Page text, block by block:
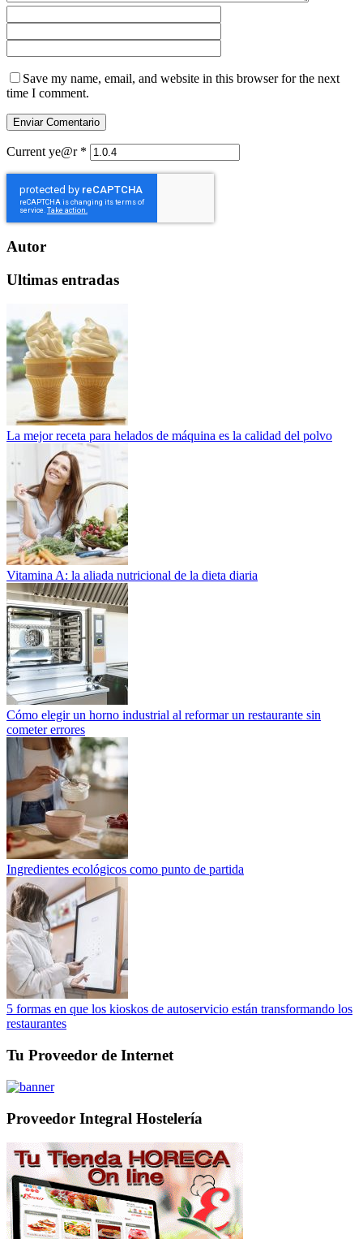
Save my name, email, and website in this browser for the next
time I comment.
Current ye@r *
Autor
Ultimas entradas
La mejor receta para helados de máquina es la calidad del polvo
Vitamina A: la aliada nutricional de la dieta diaria
Cómo elegir un horno industrial al reformar un restaurante sin
cometer errores
Ingredientes ecológicos como punto de partida
5 formas en que los kioskos de autoservicio están transformando los
restaurantes
Tu Proveedor de Internet
Proveedor Integral Hostelería